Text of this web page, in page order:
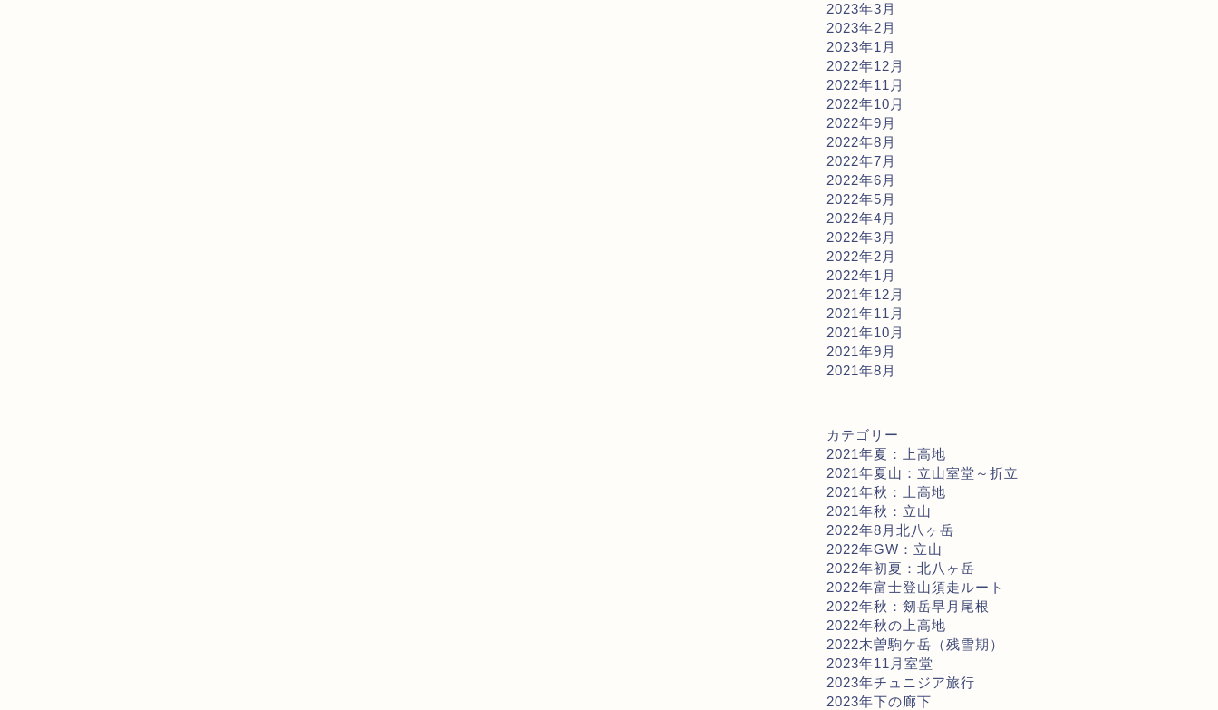
2023年3月
2023年2月
2023年1月
2022年12月
2022年11月
2022年10月
2022年9月
2022年8月
2022年7月
2022年6月
2022年5月
2022年4月
2022年3月
2022年2月
2022年1月
2021年12月
2021年11月
2021年10月
2021年9月
2021年8月
カテゴリー
2021年夏：上高地
2021年夏山：立山室堂～折立
2021年秋：上高地
2021年秋：立山
2022年8月北八ヶ岳
2022年GW：立山
2022年初夏：北八ヶ岳
2022年富士登山須走ルート
2022年秋：剱岳早月尾根
2022年秋の上高地
2022木曽駒ケ岳（残雪期）
2023年11月室堂
2023年チュニジア旅行
2023年下の廊下